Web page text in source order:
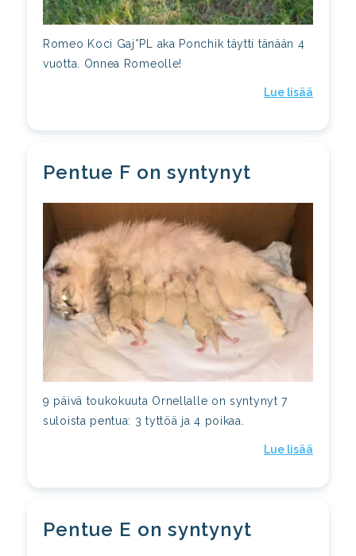
Romeo Koci Gaj*PL aka Ponchik täytti tänään 4
vuotta. Onnea Romeolle!
Lue lisää
Pentue F on syntynyt
9 päivä toukokuuta Ornellalle on syntynyt 7
suloista pentua: 3 tyttöä ja 4 poikaa.
Lue lisää
Pentue E on syntynyt